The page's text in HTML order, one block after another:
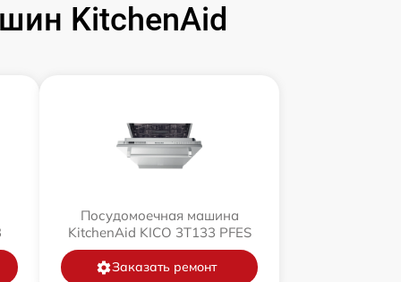
KitchenAid
Посудомоечная машина
KitchenAid KICO 3T133 PFES
Заказать ремонт